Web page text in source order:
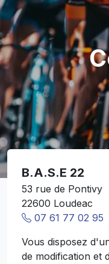
B.A.S.E 22
53 rue de Pontivy
22600 Loudeac
07 61 77 02 95
Vous disposez
de modification et